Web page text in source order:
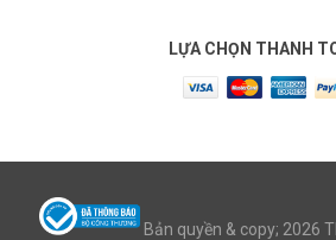
LỰA CHỌN THANH
Bản quyền & copy; 2026